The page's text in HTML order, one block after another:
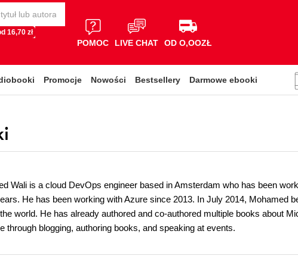
16,70 zł
POMOC LIVE CHAT OD O,OOZŁ
Promocje Nowości Bestsellery Darmowe ebooki
Wali is a cloud DevOps engineer based in Amsterdam who has been
He has been working with Azure since 2013. In July 2014, Mohamed
world. He has already authored and co-authored multiple books about
through blogging, authoring books, and speaking at events.